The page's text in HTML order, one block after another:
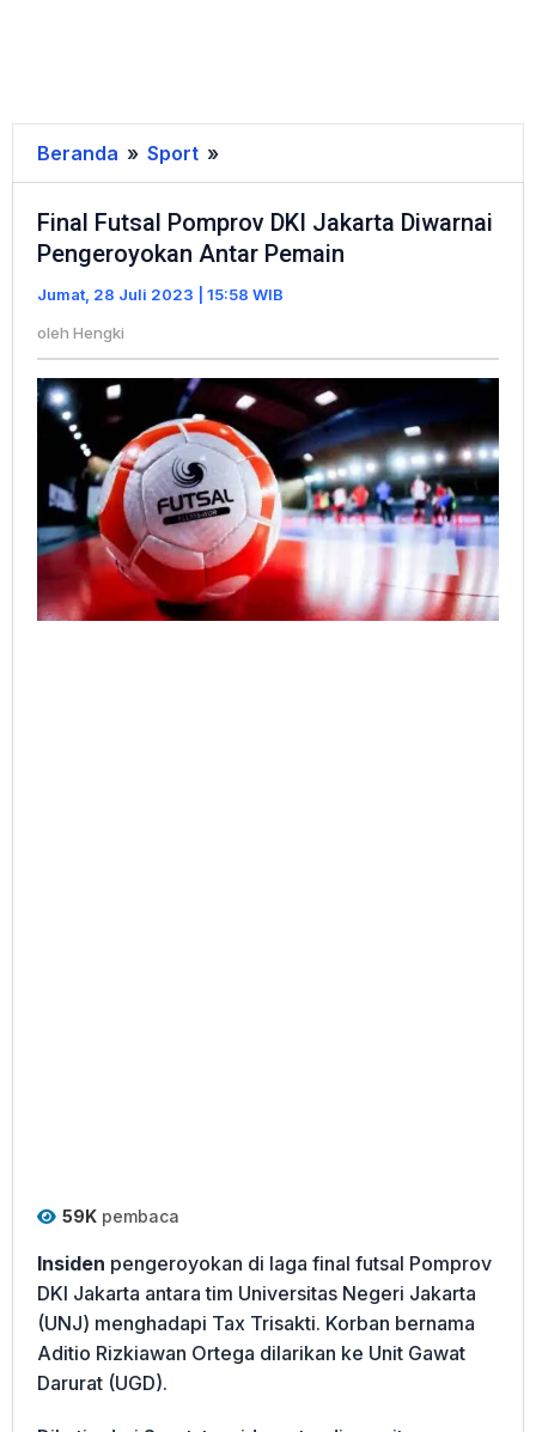
Beranda » Sport »
Futsal
Pomprov
DKI
Jakarta
Pengeroyokan
Antar
Pemain
Final Futsal Pomprov DKI Jakarta Diwarnai
Pengeroyokan Antar Pemain
Jumat, 28 Juli 2023 | 15:58 WIB
oleh Hengki
59K pembaca
Insiden pengeroyokan di laga final futsal Pomprov
DKI Jakarta antara tim Universitas Negeri Jakarta
(UNJ) menghadapi Tax Trisakti. Korban bernama
Aditio Rizkiawan Ortega dilarikan ke Unit Gawat
Darurat (UGD).